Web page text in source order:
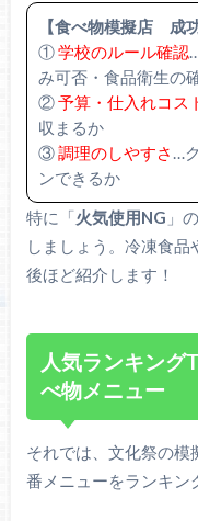
【食べ物模擬店 成
①学校のルール確認
み可否・食品衛生の
②予算・仕入れコス
収まるか
③調理のしやすさ…
ンできるか
特に「火気使用NG 」
しましょう。冷凍食
後ほど紹介します！
人気ランキング
べ物メニュー
それでは、文化祭の模
番メニューをランキン